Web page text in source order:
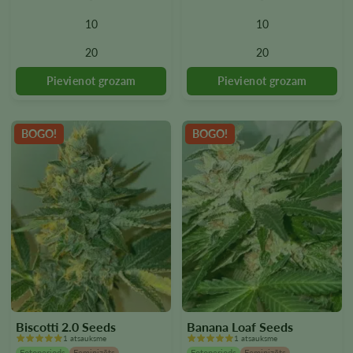
10
20
produkta
lapā
10
20
produkta
lapā
BOGO!
Biscotti 2.0 Seeds
1 atsauksme
BOGO!
Banana Loaf Seeds
1 atsauksme